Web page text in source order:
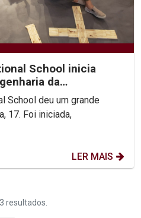
School inicia
da
School deu um grande
17. Foi iniciada,
LER MAIS
resultados.